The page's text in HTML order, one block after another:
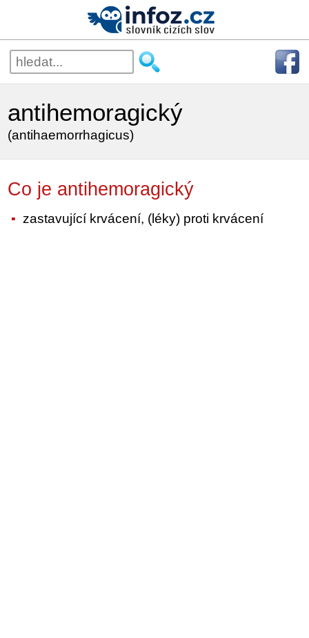
antihemoragický
(antihaemorrhagicus)
Co je antihemoragický
zastavující krvácení, (léky) proti krvácení